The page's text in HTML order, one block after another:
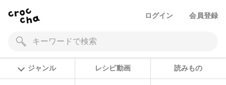
ログイン 会員登録
ジャンル レシピ動画 読みもの